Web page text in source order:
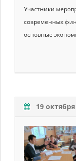
Участники
современных
основные
19